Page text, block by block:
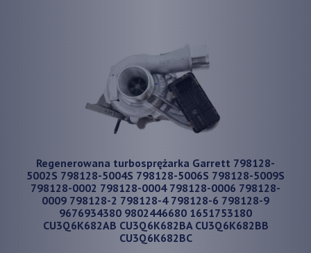
Regenerowana turbosprężarka Garrett 798128-
5002S 798128-5004S 798128-5006S 798128-5009S
798128-0002 798128-0004 798128-0006 798128-
0009 798128-2 798128-4 798128-6 798128-9
9676934380 9802446680 1651753180
CU3Q6K682AB CU3Q6K682BA CU3Q6K682BB
CU3Q6K682BC